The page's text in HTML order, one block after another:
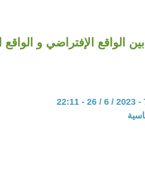
الواقع الإفتراضي و